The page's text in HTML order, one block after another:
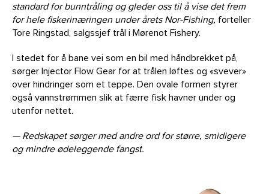
standard for bunntråling og gleder oss til å vise det frem
for hele fiskerinæringen under årets Nor-Fishing, forteller
Tore Ringstad, salgssjef trål i Mørenot Fishery.
I stedet for å bane vei som en bil med håndbrekket på,
sørger Injector Flow Gear for at trålen løftes og «svever»
over hindringer som et teppe. Den ovale formen styrer
også vannstrømmen slik at færre fisk havner under og
utenfor nettet.
— Redskapet sørger med andre ord for større, smidigere
og mindre ødeleggende fangst.